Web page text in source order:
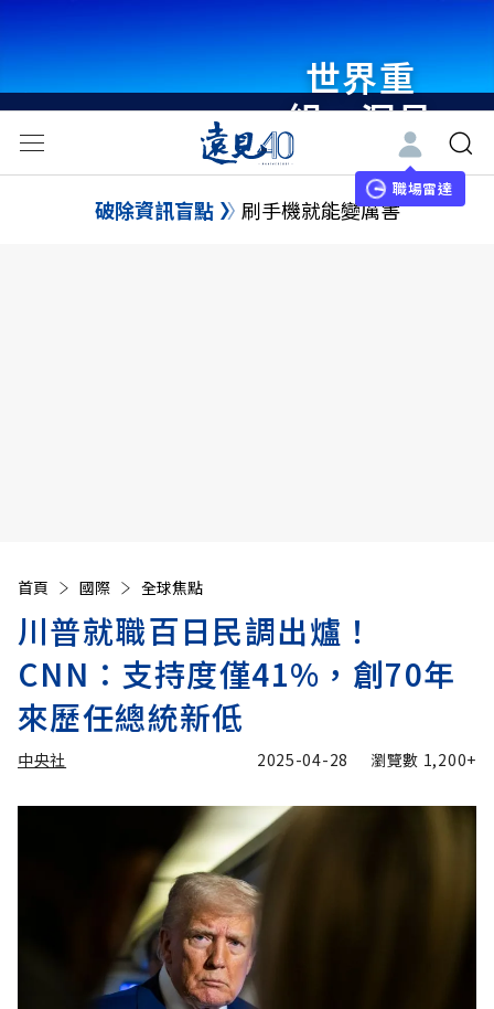
世界重
組・洞見
未來 與
世界領袖
職場雷達
破除資訊盲點 刷手機就能變厲害
首頁 國際 全球焦點
川普就職百日民調出爐！
CNN：支持度僅41%，創70年
來歷任總統新低
中央社 2025-04-28 瀏覽數 1,200+